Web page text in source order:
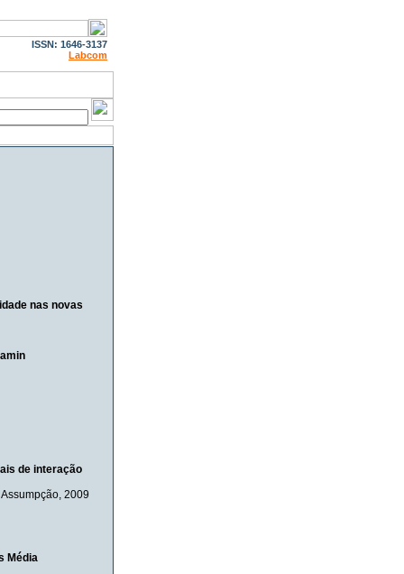
ISSN: 1646-3137
Labcom
nas novas
de interação
, 2009
Média